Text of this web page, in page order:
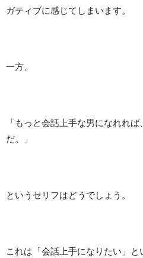
ガティブに感じてしまいます。
一方、
「もっと会話上手な男になれれ
だ。」
というセリフはどうでしょう。
これは「会話上手になりたい」